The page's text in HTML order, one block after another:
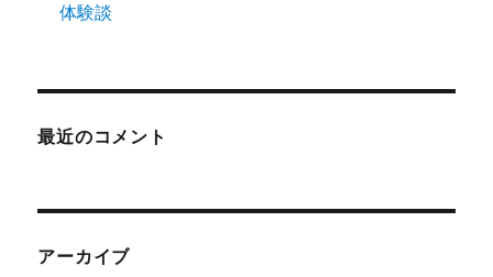
体験談
最近のコメント
アーカイブ